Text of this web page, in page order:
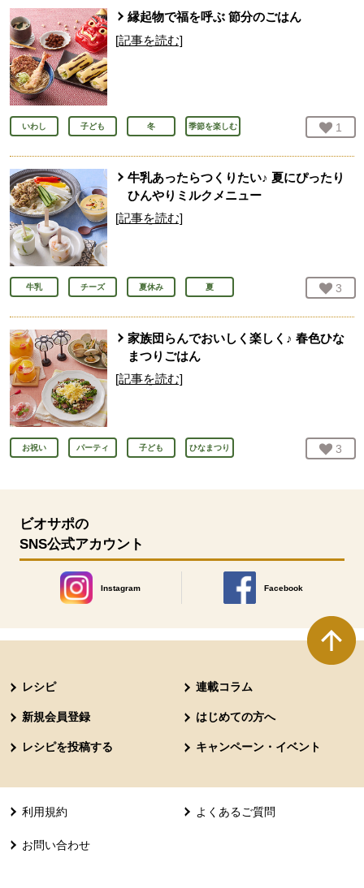
縁起物で福を呼ぶ 節分のごはん
[記事を読む]
いわし 子ども 冬 季節を楽しむ お気
1
牛乳あったらつくりたい♪ 夏にぴったり
ひんやりミルクメニュー
[記事を読む]
牛乳 チーズ 夏休み 夏 お気
3
家族団らんでおいしく楽しく♪ 春色ひな
まつりごはん
[記事を読む]
お祝い パーティ 子ども ひなまつり お気
3
ビオサポの
SNS公式アカウント
Instagram
別のウィンドウで開きます。
Facebook
別のウィンドウで開きます
レシピ 連載コラム
新規会員登録 はじめての方へ
レシピを投稿する キャンペーン・イベント
利用規約 よくあるご質問
お問い合わせ